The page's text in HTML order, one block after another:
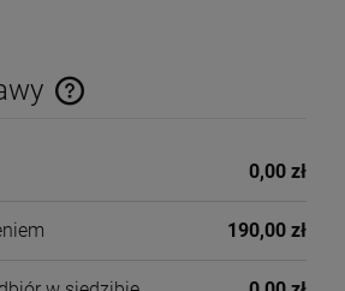
kosztów płatności
0,00 zł
190,00 zł